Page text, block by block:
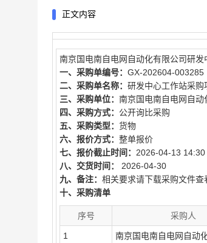
正文内容
南京国电南自电网自动化有限公司研
一、采购单编号： GX-202604-003285
二、采购单名称： 研发中心工作站采购
三、采购单位： 南京国电南自电网自动
四、采购方式： 公开询比采购
五、采购类型： 货物
六、报价方式： 整单报价
七、报价截止时间： 2026-04-13 14:30
八、交货时间：
2026-04-30
九、备注： 相关要求请下载采购文件
十、采购清单
序号 采购人
1 南京国电南自电网自动